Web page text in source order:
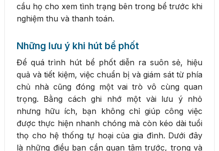
cầu họ cho xem tình trạng bên trong bể trước khi
nghiệm thu và thanh toán.
Những lưu ý khi hút bể phốt
Để quá trình hút bể phốt diễn ra suôn sẻ, hiệu
quả và tiết kiệm, việc chuẩn bị và giám sát từ phía
chủ nhà cũng đóng một vai trò vô cùng quan
trọng. Bằng cách ghi nhớ một vài lưu ý nhỏ
nhưng hữu ích, bạn không chỉ giúp công việc
được thực hiện nhanh chóng mà còn kéo dài tuổi
thọ cho hệ thống tự hoại của gia đình. Dưới đây
là những điều bạn cần quan tâm trước, trong và